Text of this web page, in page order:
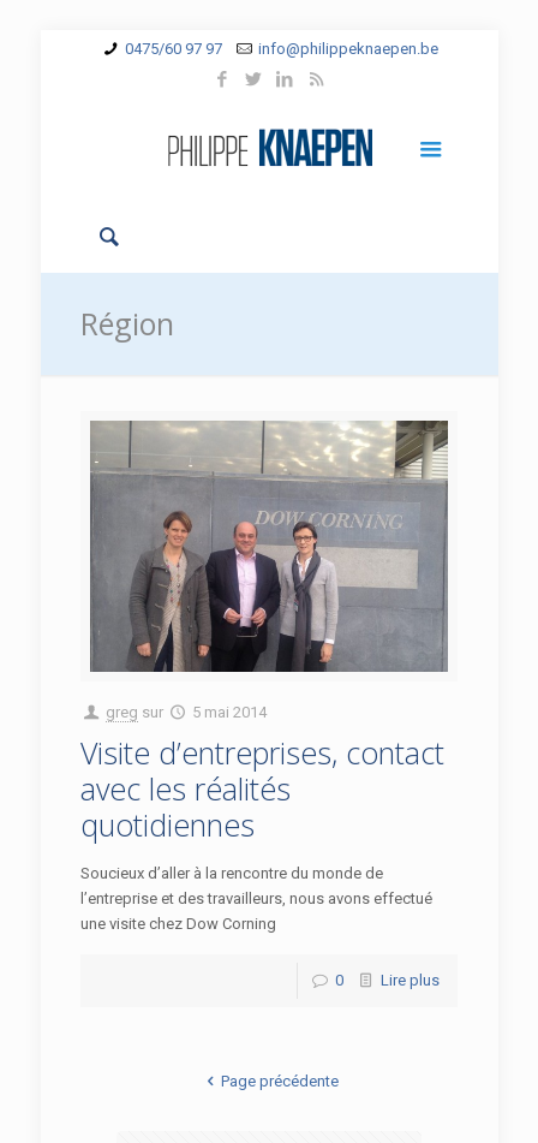
0475/60 97 97 info@philippeknaepen.be
Région
greg sur 5 mai 2014
Visite d’entreprises, contact
avec les réalités
quotidiennes
Soucieux d’aller à la rencontre du monde de
l’entreprise et des travailleurs, nous avons effectué
une visite chez Dow Corning
0 Lire plus
Page précédente